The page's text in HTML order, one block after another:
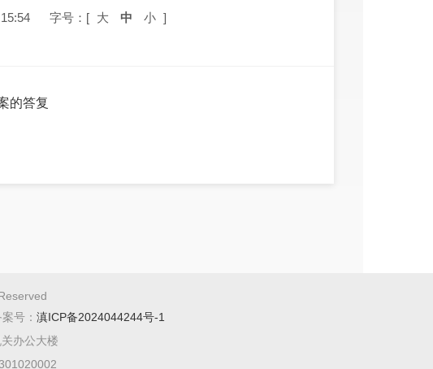
字号：[ 大 中 小 ]
的答复
号： 滇ICP备2024044244号-1
办公大楼